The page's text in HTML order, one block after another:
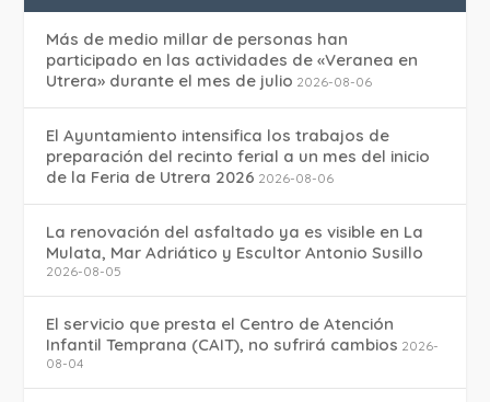
Más de medio millar de personas han
participado en las actividades de «Veranea en
Utrera» durante el mes de julio 2026-08-06
El Ayuntamiento intensifica los trabajos de
preparación del recinto ferial a un mes del inicio
de la Feria de Utrera 2026 2026-08-06
La renovación del asfaltado ya es visible en La
Mulata, Mar Adriático y Escultor Antonio Susillo
2026-08-05
El servicio que presta el Centro de Atención
Infantil Temprana (CAIT), no sufrirá cambios 2026-
08-04